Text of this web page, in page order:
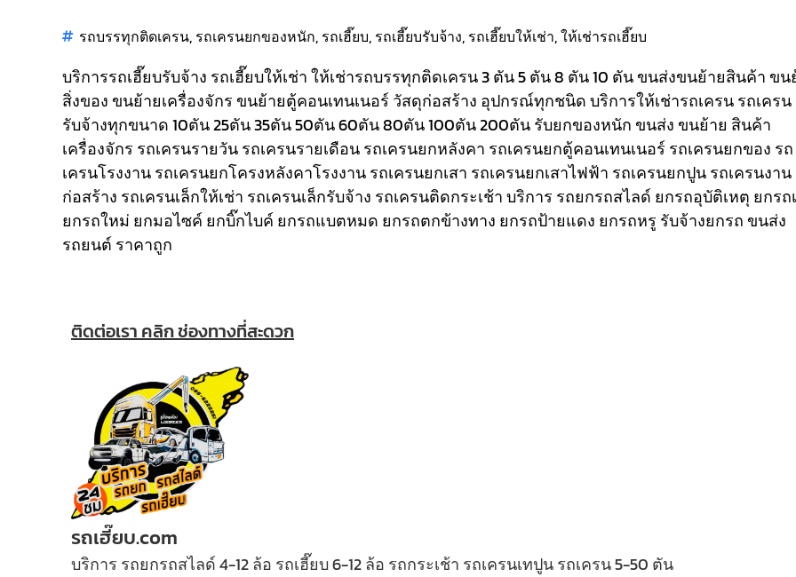
รถบรรทุกติดเครน, รถเครนยกของหนัก, รถเฮี๊ยบ, รถเฮี๊ยบรับจ้าง, รถเฮี๊ยบให้เช่า,ให้เช่ารถเฮี๊ยบ
บริการรถเฮี๊ยบรับจ้าง รถเฮี๊ยบให้เช่า ให้เช่ารถบรรทุกติดเครน 3 ตัน 5 ตัน 8 ตัน 10 ตัน ขนส่งขนย้ายสินค้า ขน
สิ่งของ ขนย้ายเครื่องจักร ขนย้ายตู้คอนเทนเนอร์ วัสดุก่อสร้าง อุปกรณ์ทุกชนิดบริการให้เช่ารถเครน รถเครน
รับจ้างทุกขนาด 10ตัน 25ตัน 35ตัน 50ตัน 60ตัน 80ตัน 100ตัน 200ตัน รับยกของหนัก ขนส่ง ขนย้าย สินค้า
เครื่องจักร รถเครนรายวัน รถเครนรายเดือน รถเครนยกหลังคา รถเครนยกตู้คอนเทนเนอร์ รถเครนยกของ รถ
เครนโรงงาน รถเครนยกโครงหลังคาโรงงาน รถเครนยกเสา รถเครนยกเสาไฟฟ้า รถเครนยกปูน รถเครนงาน
ก่อสร้าง รถเครนเล็กให้เช่า รถเครนเล็กรับจ้าง รถเครนติดกระเช้าบริการ รถยกรถสไลด์ ยกรถอุบัติเหตุ ยกรถ
ยกรถใหม่ ยกมอไซค์ ยกบิ๊กไบค์ ยกรถแบตหมด ยกรถตกข้างทาง ยกรถป้ายแดง ยกรถหรู รับจ้างยกรถ ขนส่ง
รถยนต์ ราคาถูก
ติดต่อเรา คลิก ช่องทางที่สะดวก
รถเฮี๊ยบ.com
บริการ รถยกรถสไลด์ 4-12 ล้อ รถเฮี๊ยบ 6-12 ล้อ รถกระเช้า รถเครนเทปูน รถเครน 5-50 ตัน